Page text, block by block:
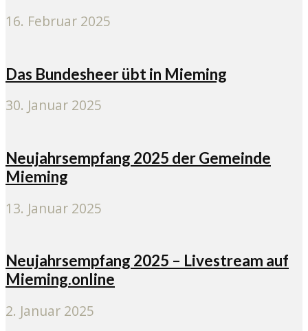
16. Februar 2025
Das Bundesheer übt in Mieming
30. Januar 2025
Neujahrsempfang 2025 der Gemeinde
Mieming
13. Januar 2025
Neujahrsempfang 2025 – Livestream auf
Mieming.online
2. Januar 2025